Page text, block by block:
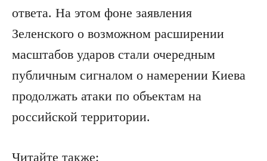
ответа. На этом фоне заявления
Зеленского о возможном расширении
масштабов ударов стали очередным
публичным сигналом о намерении Киева
продолжать атаки по объектам на
российской территории.
Читайте также: